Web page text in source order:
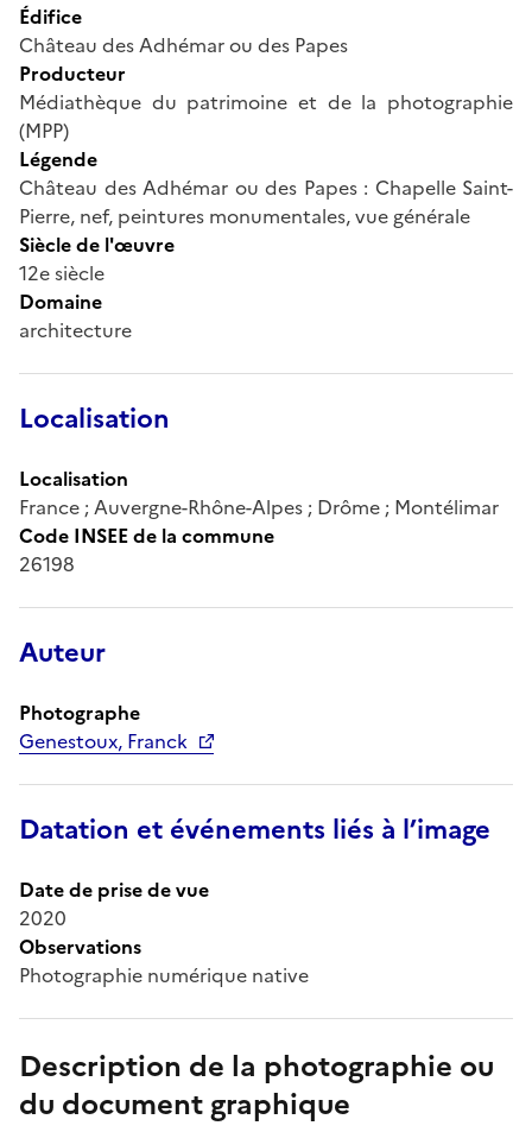
Édifice
Château des Adhémar ou des Papes
Producteur
Médiathèque du patrimoine et de la photographie
(MPP)
Légende
Château des Adhémar ou des Papes : Chapelle Saint-
Pierre, nef, peintures monumentales, vue générale
Siècle de l'œuvre
12e siècle
Domaine
architecture
Localisation
Localisation
France ; Auvergne-Rhône-Alpes ; Drôme ; Montélimar
Code INSEE de la commune
26198
Auteur
Photographe
Genestoux, Franck
Datation et événements liés à l’image
Date de prise de vue
2020
Observations
Photographie numérique native
Description de la photographie ou
du document graphique